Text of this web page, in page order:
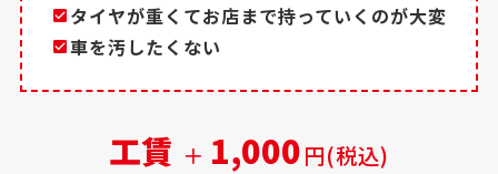
タイヤが重くてお店まで持っていくのが大変
車を汚したくない
工賃 ＋ 1,000円(税込)